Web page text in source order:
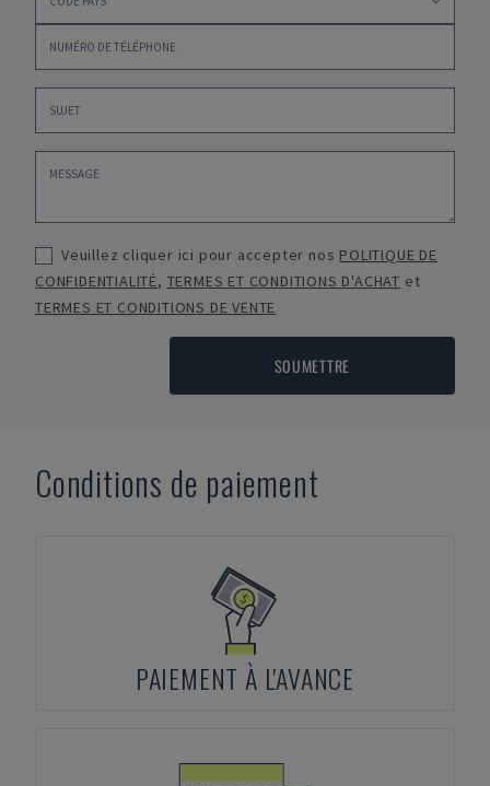
Veuillez cliquer ici pour accepter nos POLITIQUE DE
CONFIDENTIALITÉ, TERMES ET CONDITIONS D'ACHAT et
TERMES ET CONDITIONS DE VENTE
SOUMETTRE
Conditions de paiement
PAIEMENT À L'AVANCE